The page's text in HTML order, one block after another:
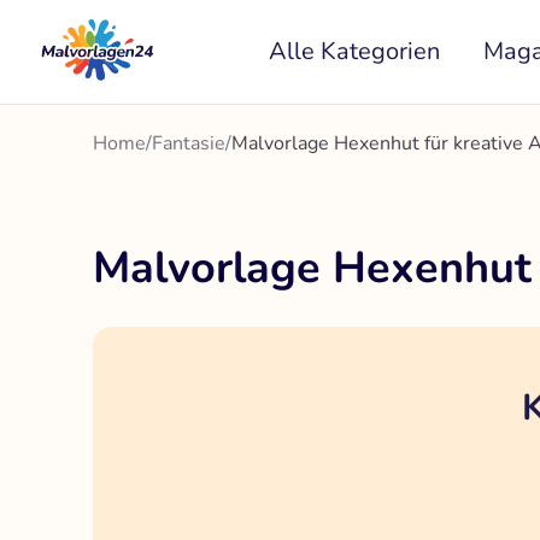
Inhalt
springen
Alle Kategorien
Home/Fantasie/Malvorlage Hexenhut für kreative
Malvorlage